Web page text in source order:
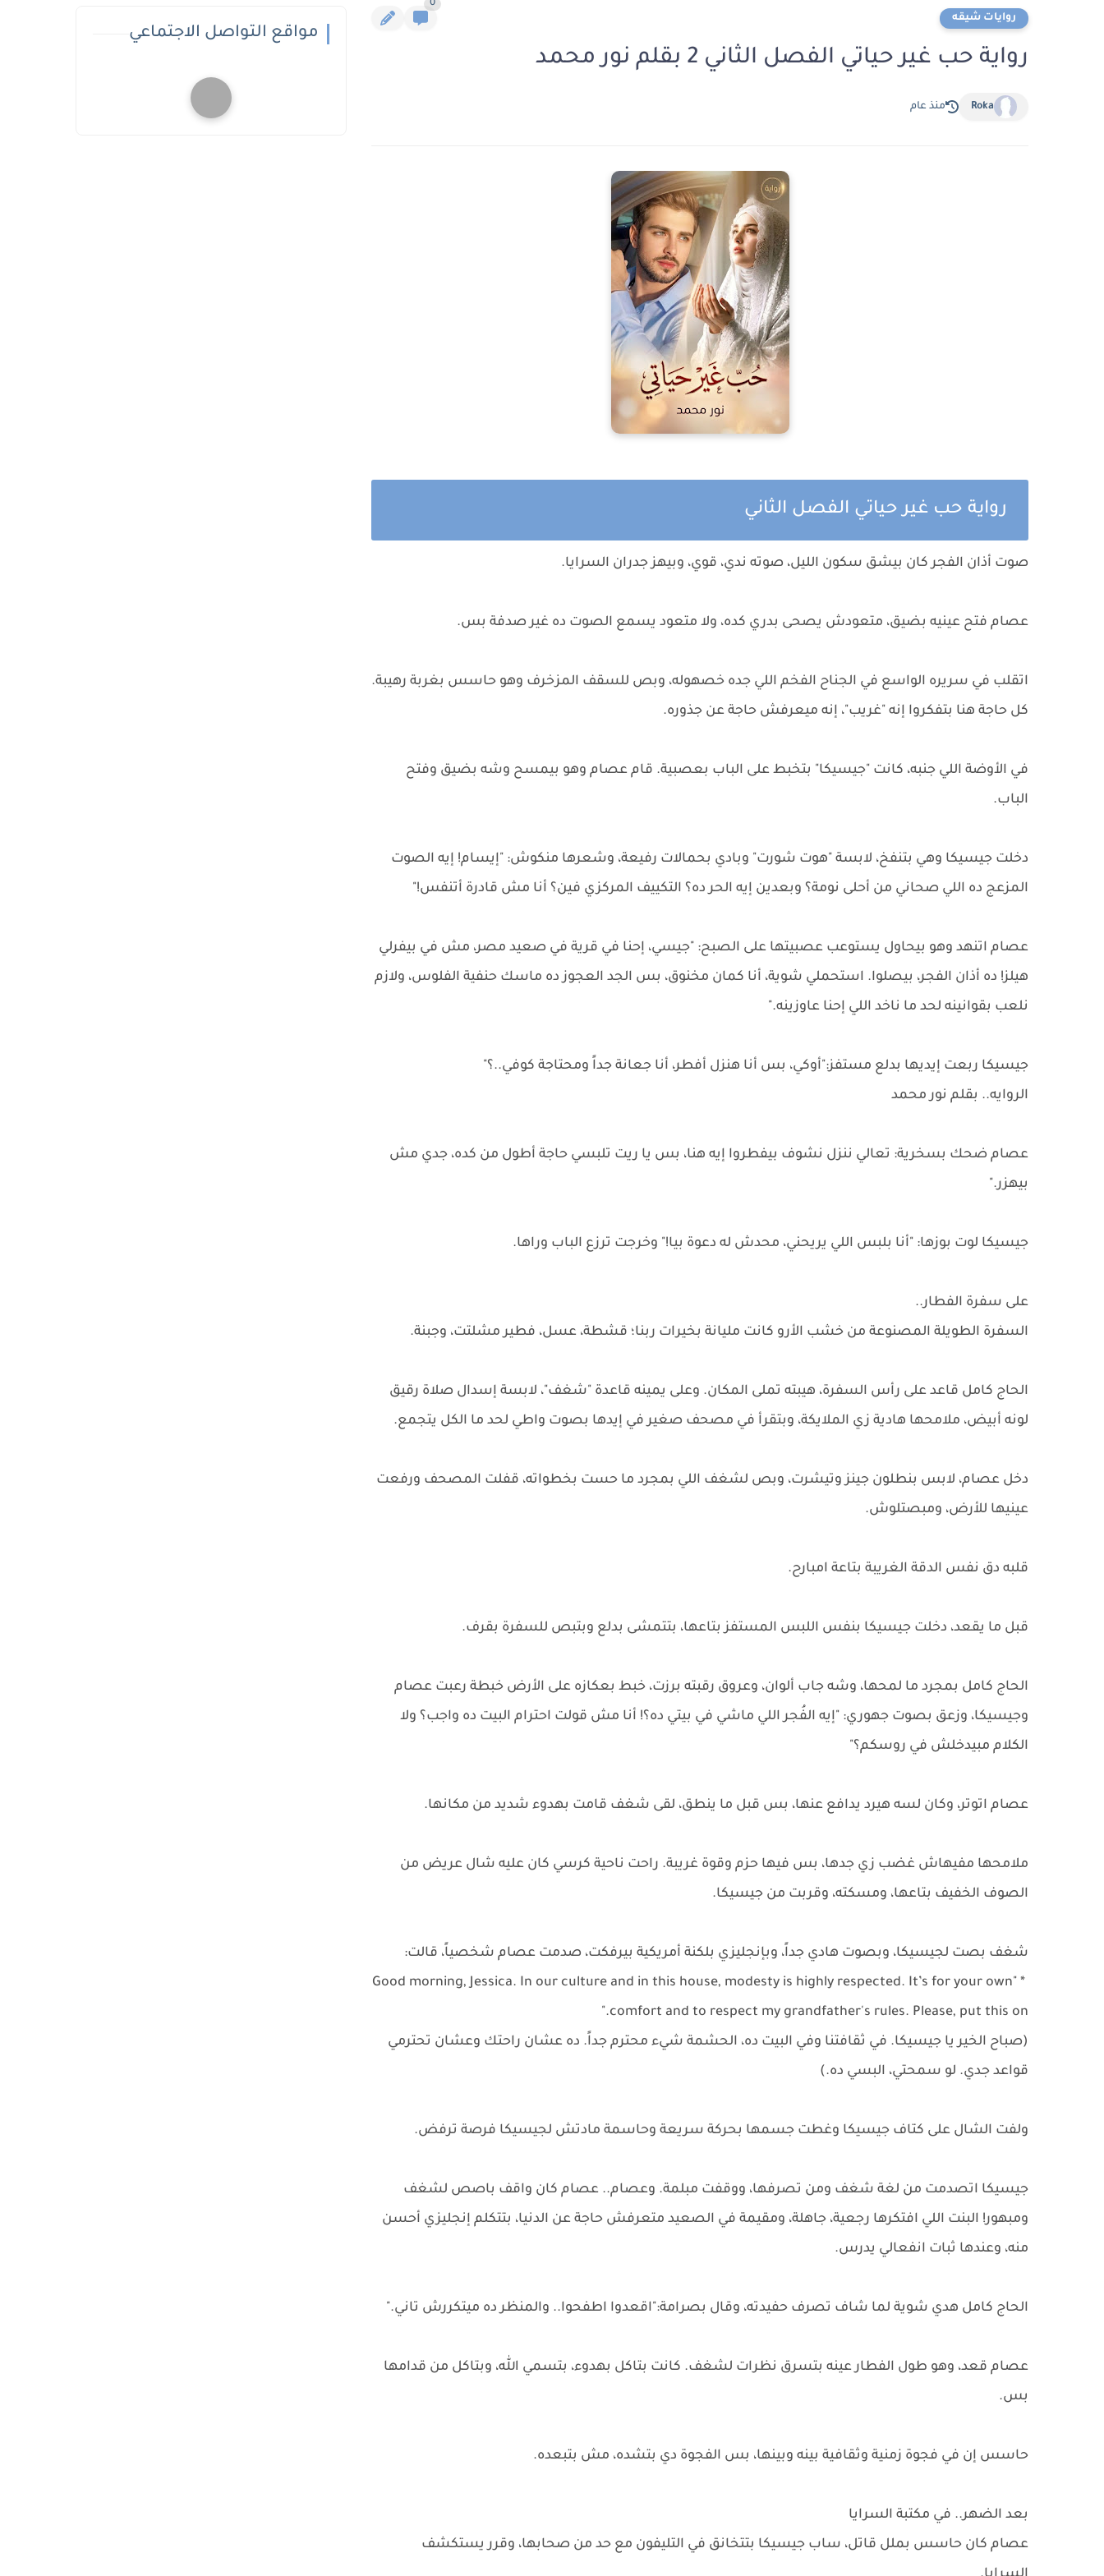
روايات شيقه
0
رواية حب غير حياتي الفصل الثاني 2 بقلم نور محمد
Roka منذ عام
رواية حب غير حياتي الفصل الثاني
صوت أذان الفجر كان بيشق سكون الليل، صوته ندي، قوي، وبيهز جدران السرايا.
عصام فتح عينيه بضيق، متعودش يصحى بدري كده، ولا متعود يسمع الصوت ده غير صدفة بس.
اتقلب في سريره الواسع في الجناح الفخم اللي جده خصهوله، وبص للسقف المزخرف وهو حاسس بغربة رهيبة.
كل حاجة هنا بتفكروا إنه "غريب"، إنه ميعرفش حاجة عن جذوره.
في الأوضة اللي جنبه، كانت "جيسيكا" بتخبط على الباب بعصبية. قام عصام وهو بيمسح وشه بضيق وفتح
الباب.
دخلت جيسيكا وهي بتنفخ، لابسة "هوت شورت" وبادي بحمالات رفيعة، وشعرها منكوش: "إيسام! إيه الصوت
المزعج ده اللي صحاني من أحلى نومة؟ وبعدين إيه الحر ده؟ التكييف المركزي فين؟ أنا مش قادرة أتنفس!"
عصام اتنهد وهو بيحاول يستوعب عصبيتها على الصبح: "جيسي، إحنا في قرية في صعيد مصر، مش في بيفرلي
هيلز! ده أذان الفجر، بيصلوا. استحملي شوية، أنا كمان مخنوق، بس الجد العجوز ده ماسك حنفية الفلوس، ولازم
نلعب بقوانينه لحد ما ناخد اللي إحنا عاوزينه."
جيسيكا ربعت إيديها بدلع مستفز:"أوكي، بس أنا هنزل أفطر، أنا جعانة جداً ومحتاجة كوفي..؟"
الروايه.. بقلم نور محمد
عصام ضحك بسخرية: تعالي ننزل نشوف بيفطروا إيه هنا، بس يا ريت تلبسي حاجة أطول من كده، جدي مش
بيهزر."
جيسيكا لوت بوزها: "أنا بلبس اللي يريحني، محدش له دعوة بيا!" وخرجت ترزع الباب وراها.
على سفرة الفطار..
السفرة الطويلة المصنوعة من خشب الأرو كانت مليانة بخيرات ربنا؛ قشطة، عسل، فطير مشلتت، وجبنة.
الحاج كامل قاعد على رأس السفرة، هيبته تملى المكان. وعلى يمينه قاعدة "شغف"، لابسة إسدال صلاة رقيق
لونه أبيض، ملامحها هادية زي الملايكة، وبتقرأ في مصحف صغير في إيدها بصوت واطي لحد ما الكل يتجمع.
دخل عصام، لابس بنطلون جينز وتيشرت، وبص لشغف اللي بمجرد ما حست بخطواته، قفلت المصحف ورفعت
عينيها للأرض، ومبصتلوش.
قلبه دق نفس الدقة الغريبة بتاعة امبارح.
قبل ما يقعد، دخلت جيسيكا بنفس اللبس المستفز بتاعها، بتتمشى بدلع وبتبص للسفرة بقرف.
الحاج كامل بمجرد ما لمحها، وشه جاب ألوان، وعروق رقبته برزت، خبط بعكازه على الأرض خبطة رعبت عصام
وجيسيكا، وزعق بصوت جهوري: "إيه الفُجر اللي ماشي في بيتي ده؟! أنا مش قولت احترام البيت ده واجب؟ ولا
الكلام مبيدخلش في روسكم؟"
عصام اتوتر، وكان لسه هيرد يدافع عنها، بس قبل ما ينطق، لقى شغف قامت بهدوء شديد من مكانها.
ملامحها مفيهاش غضب زي جدها، بس فيها حزم وقوة غريبة. راحت ناحية كرسي كان عليه شال عريض من
الصوف الخفيف بتاعها، ومسكته، وقربت من جيسيكا.
شغف بصت لجيسيكا، وبصوت هادي جداً، وبإنجليزي بلكنة أمريكية بيرفكت، صدمت عصام شخصياً، قالت:
* "Good morning, Jessica. In our culture and in this house, modesty is highly respected. It’s for your own
comfort and to respect my grandfather's rules. Please, put this on."
(صباح الخير يا جيسيكا. في ثقافتنا وفي البيت ده، الحشمة شيء محترم جداً. ده عشان راحتك وعشان تحترمي
قواعد جدي. لو سمحتي، البسي ده.)
ولفت الشال على كتاف جيسيكا وغطت جسمها بحركة سريعة وحاسمة مادتش لجيسيكا فرصة ترفض.
جيسيكا اتصدمت من لغة شغف ومن تصرفها، ووقفت مبلمة. وعصام.. عصام كان واقف باصص لشغف
ومبهور! البنت اللي افتكرها رجعية، جاهلة، ومقيمة في الصعيد متعرفش حاجة عن الدنيا، بتتكلم إنجليزي أحسن
منه، وعندها ثبات انفعالي يدرس.
الحاج كامل هدي شوية لما شاف تصرف حفيدته، وقال بصرامة:"اقعدوا اطفحوا.. والمنظر ده ميتكررش تاني."
عصام قعد، وهو طول الفطار عينه بتسرق نظرات لشغف. كانت بتاكل بهدوء، بتسمي الله، وبتاكل من قدامها
بس.
حاسس إن في فجوة زمنية وثقافية بينه وبينها، بس الفجوة دي بتشده، مش بتبعده.
بعد الضهر.. في مكتبة السرايا
عصام كان حاسس بملل قاتل، ساب جيسيكا بتتخانق في التليفون مع حد من صحابها، وقرر يستكشف
مواقع التواصل الاجتماعي